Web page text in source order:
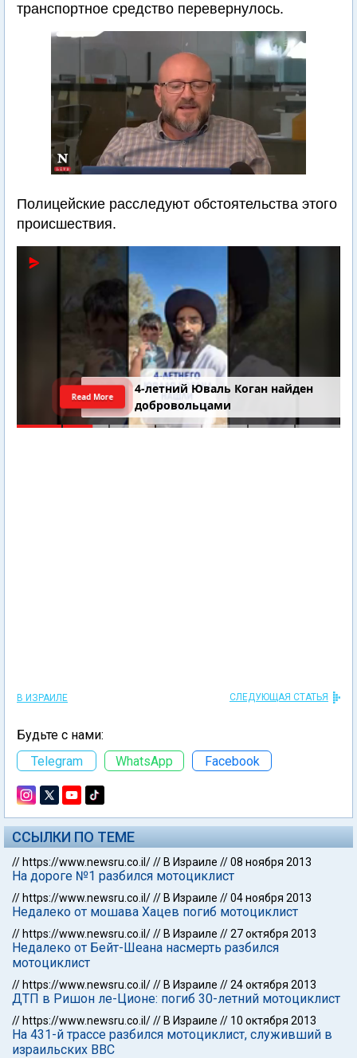
транспортное средство перевернулось.
Полицейские расследуют обстоятельства этого
происшествия.
4-летний Юваль Коган найден
добровольцами
Read More
В ИЗРАИЛЕ СЛЕДУЮЩАЯ СТАТЬЯ
Будьте с нами:
Telegram
WhatsApp Facebook
ССЫЛКИ ПО ТЕМЕ
// https://www.newsru.co.il/// В Израиле //08 ноября 2013
На дороге №1 разбился мотоциклист
// https://www.newsru.co.il/// В Израиле //04 ноября 2013
Недалеко от мошава Хацев погиб мотоциклист
// https://www.newsru.co.il/// В Израиле //27 октября 2013
Недалеко от Бейт-Шеана насмерть разбился
мотоциклист
// https://www.newsru.co.il/// В Израиле //24 октября 2013
ДТП в Ришон ле-Ционе: погиб 30-летний мотоциклист
// https://www.newsru.co.il/// В Израиле // 10 октября 2013
На 431-й трассе разбился мотоциклист, служивший в
израильских ВВС